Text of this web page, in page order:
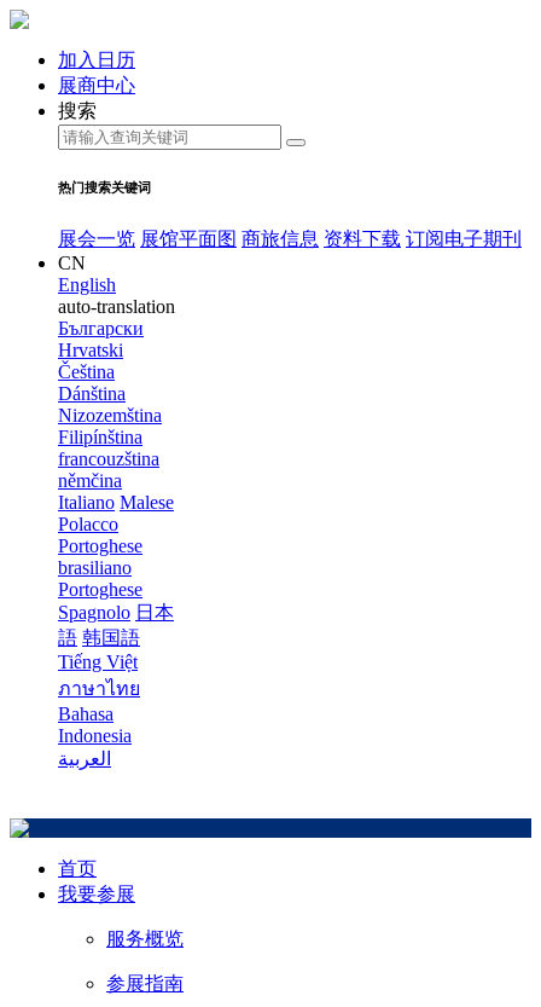
加入日历
展商中心
搜索
热门搜索关键词
展会一览 展馆平面图 商旅信息 资料下载 订阅电子期刊
CN
English
auto-translation
Български
Hrvatski
Čeština
Dánština
Nizozemština
Filipínština
francouzština
němčina
Italiano Malese
Polacco
Portoghese
brasiliano
Portoghese
Spagnolo 日本
語 韩国語
Tiếng Việt
ภาษาไทย
Bahasa
Indonesia
العربية
首页
我要参展
服务概览
参展指南